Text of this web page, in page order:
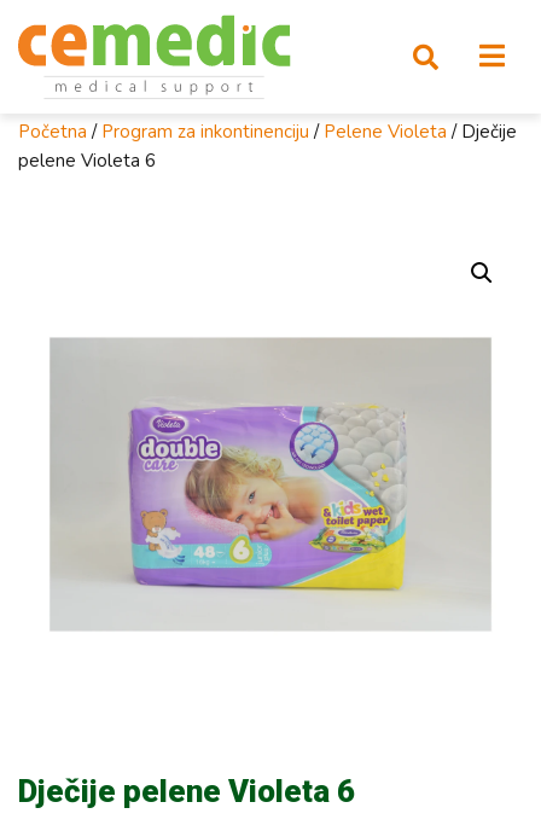
Početna / Program za inkontinenciju / Pelene Violeta / Dječije
pelene Violeta 6
Dječije pelene Violeta 6